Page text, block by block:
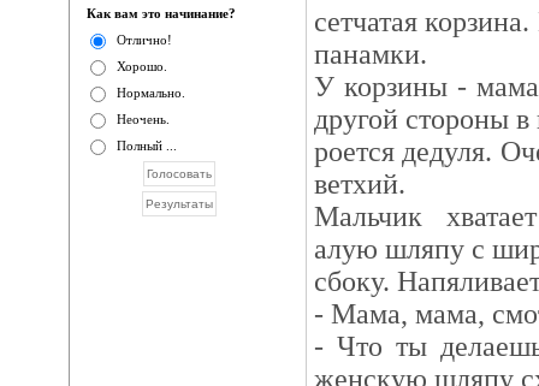
Как вам это начинание?
Отлично!
Хорошо.
Нормально.
Неочень.
Полный ...
сетчатая
панамки.
У корзины -
другой стороны
роется дедуля.
ветхий.
Мальчик
алую шляпу с
сбоку.
- Мама, мама,
- Что ты
женскую шляпу